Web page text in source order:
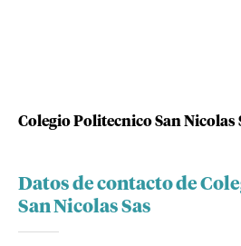
Colegio Politecnico San Nicolas
Datos de contacto de
San Nicolas Sas